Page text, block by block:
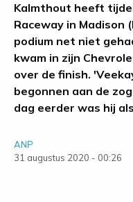
Kalmthout heeft
Raceway in Madison
podium net niet
kwam in zijn
over de finish.
begonnen aan de
dag eerder was hij
ANP
31 augustus 2020 - 00:26